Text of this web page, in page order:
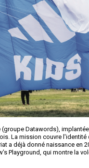
Datawords),
La mission couvre l'identité
a déjà donné naissance en
Playground, qui montre la